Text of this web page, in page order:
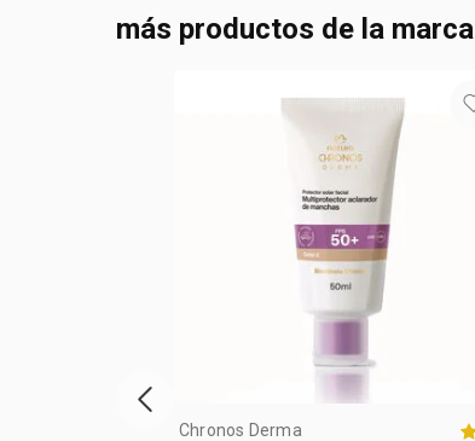
más productos de la marca
Chronos Derma
ítem anterior